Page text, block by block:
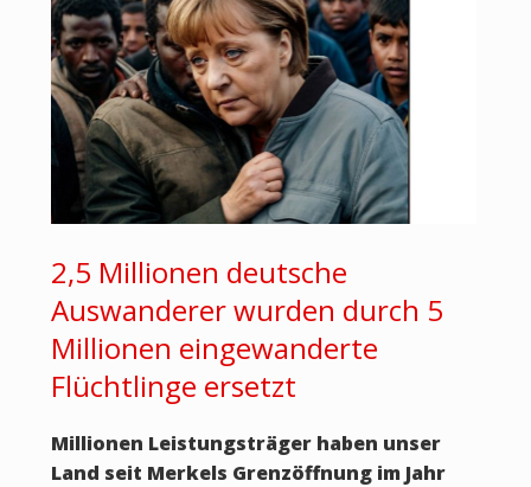
2,5 Millionen deutsche
Auswanderer wurden durch 5
Millionen eingewanderte
Flüchtlinge ersetzt
Millionen Leistungsträger haben unser
Land seit Merkels Grenzöffnung im Jahr